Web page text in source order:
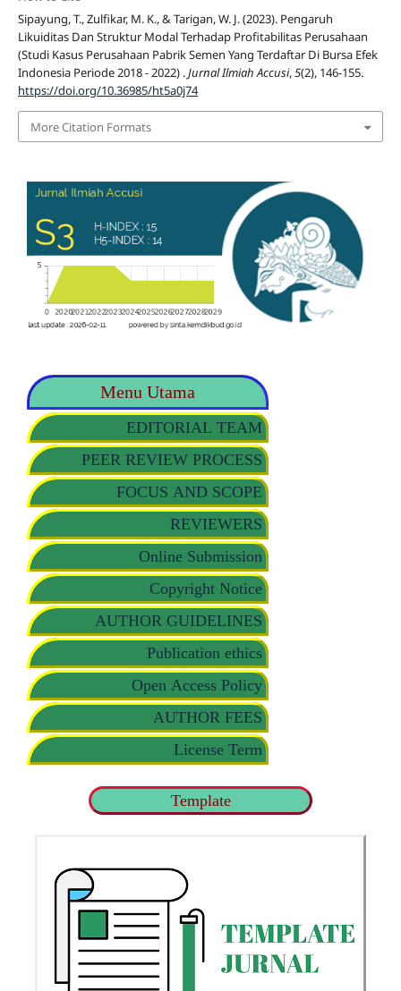
Sipayung, T., Zulfikar, M. K., & Tarigan, W. J. (2023). Pengaruh
Likuiditas Dan Struktur Modal Terhadap Profitabilitas Perusahaan
(Studi Kasus Perusahaan Pabrik Semen Yang Terdaftar Di Bursa Efek
Indonesia Periode 2018 - 2022) .Jurnal Ilmiah Accusi,5(2), 146-155.
https://doi.org/10.36985/ht5a0j74
More Citation Formats
Menu Utama
EDITORIAL TEAM
PEER REVIEW PROCESS
FOCUS AND SCOPE
REVIEWERS
Online Submission
Copyright Notice
AUTHOR GUIDELINES
Publication ethics
Open Access Policy
AUTHOR FEES
License Term
Template